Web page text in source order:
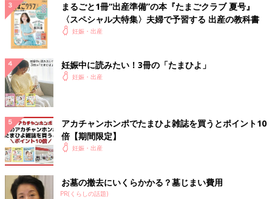
まるごと1冊“出産準備”の本『たまごクラブ 夏号』
〈スペシャル大特集〉夫婦で予習する 出産の教科書
妊娠・出産
妊娠中に読みたい！3冊の「たまひよ」
妊娠・出産
アカチャンホンポでたまひよ雑誌を買うとポイント10
倍【期間限定】
妊娠・出産
お墓の撤去にいくらかかる？墓じまい費用
PR(くらしの話題)